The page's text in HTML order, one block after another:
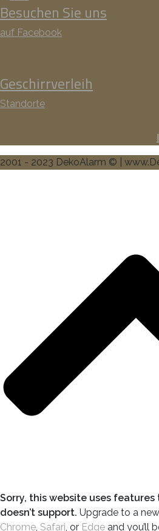
Besuchen Sie uns
auf Facebook
Geschirrverleih
Standorte
2001 - 2023 DekoAlarm © |
Sorry, this website uses
doesn’t support. Upgrade to a
Chrome Safari , or Edge and you’ll